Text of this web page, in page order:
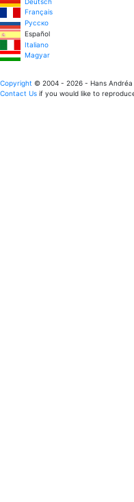
Français
Pусско
Español
Italiano
Magyar
Copyright © 2004 - 2026 - Hans Andréa
Contact Us if you would like to